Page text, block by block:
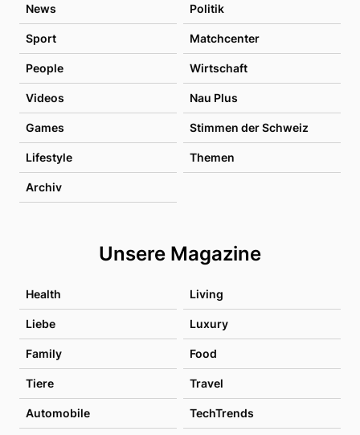
News Politik
Sport Matchcenter
People Wirtschaft
Videos Nau Plus
Games Stimmen der Schweiz
Lifestyle Themen
Archiv
Unsere Magazine
Health Living
Liebe Luxury
Family Food
Tiere Travel
Automobile TechTrends